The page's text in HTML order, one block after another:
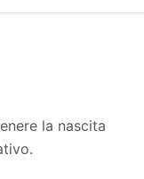
la nascita